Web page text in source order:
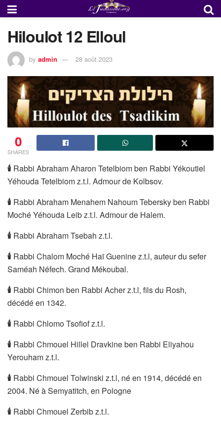
Hiloulot 12 Elloul
by admin 28 août 2023
0
SHARES
🕯 Rabbi Abraham Aharon Tetelbiom ben Rabbi Yékoutiel
Yéhouda Tetelbiom z.t.l. Admour de Kolbsov.
🕯 Rabbi Abraham Menahem Nahoum Tebersky ben Rabbi
Moché Yéhouda Leib z.t.l. Admour de Halem.
🕯 Rabbi Abraham Tsebah z.t.l.
🕯 Rabbi Chalom Moché Haï Guenine z.t.l, auteur du sefer
Saméah Néfech. Grand Mékoubal.
🕯 Rabbi Chimon ben Rabbi Acher z.t.l, fils du Rosh,
décédé en 1342.
🕯 Rabbi Chlomo Tsofiof z.t.l.
🕯 Rabbi Chmouel Hillel Dravkine ben Rabbi Eliyahou
Yerouham z.t.l.
🕯 Rabbi Chmouel Tolwinski z.t.l, né en 1914, décédé en
2004. Né à Semyatitch, en Pologne
🕯 Rabbi Chmouel Zerbib z.t.l.